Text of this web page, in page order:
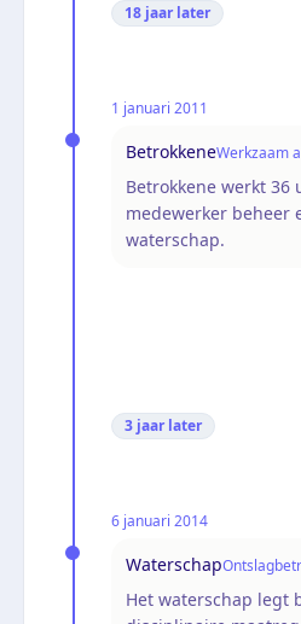
18 jaar later
1 januari 2011
BetrokkeneWerkzaam
Betrokkene werkt 36
medewerker beheer
waterschap.
3 jaar later
6 januari 2014
Waterschap
Het waterschap legt